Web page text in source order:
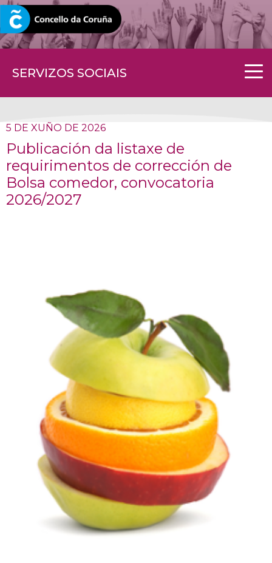
SERVIZOS SOCIAIS
CORUNA.GAL
5 DE XUÑO DE 2026
Publicación da listaxe de
requirimentos de corrección de
Bolsa comedor, convocatoria
2026/2027